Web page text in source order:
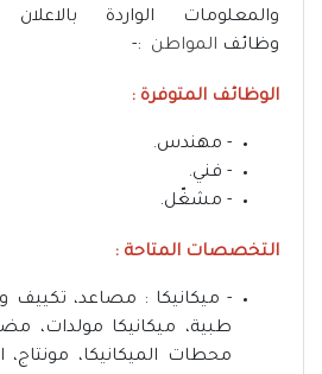
والمعلومات الواردة
وظائف المواطن :-
الوظائف المتوفرة :
- مهندس.
- فني.
- مشغّل.
التخصصات المتاحة :
- ميكانيكا : مصاعد، تكييف و
طبية، ميكانيكا مولدات،
محطات الميكانيكا، مونتاج،